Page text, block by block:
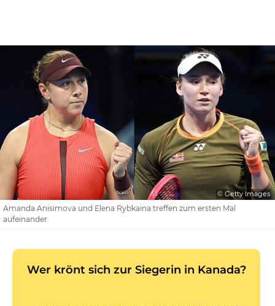
© Getty Images
Amanda Anisimova und Elena Rybkaina treffen zum ersten Mal
aufeinander